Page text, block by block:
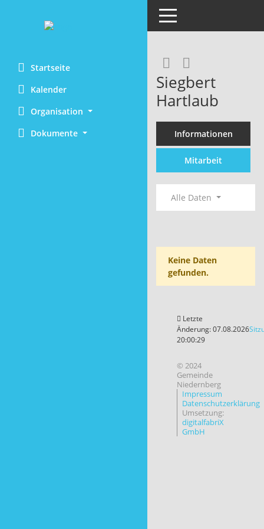
Startseite
Kalender
Organisation
Dokumente
Toggle navigation
Siegbert
Hartlaub
Informationen
Mitarbeit
Alle Daten
Keine Daten
gefunden.
Letzte
Änderung: 07.08.2026
20:00:29
© 2024
Gemeinde
Niedernberg
Impressum
Datenschutzerklärung
Umsetzung:
digitalfabriX
GmbH